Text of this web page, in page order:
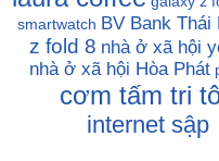
smartwatch BV Bank Thái
z fold 8 nhà ở xã hội
nhà ở xã hội Hòa Phát
cơm tấm tri
internet sập